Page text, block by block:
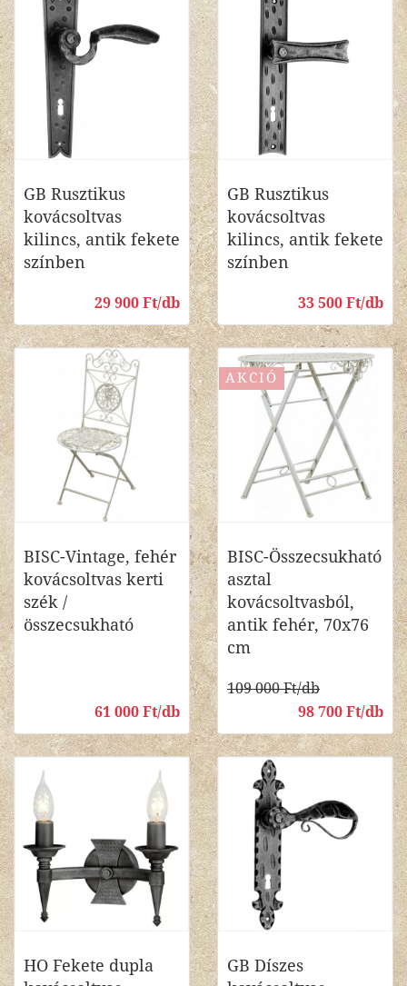
GB Rusztikus
kovácsoltvas
kilincs, antik fekete
színben
29 900 Ft/db
GB Rusztikus
kovácsoltvas
kilincs, antik fekete
színben
33 500 Ft/db
BISC-Vintage, fehér
kovácsoltvas kerti
szék /
összecsukható
61 000 Ft/db
AKCIÓ
BISC-Összecsukható
asztal
kovácsoltvasból,
antik fehér, 70x76
cm
109 000 Ft/db
98 700 Ft/db
HO Fekete dupla
GB Díszes